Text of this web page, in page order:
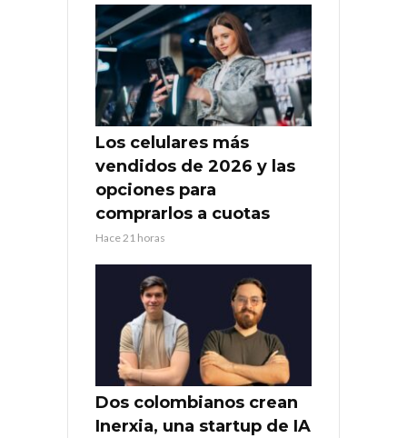
Los celulares más
vendidos de 2026 y las
opciones para
comprarlos a cuotas
Hace 21 horas
Dos colombianos crean
Inerxia, una startup de IA